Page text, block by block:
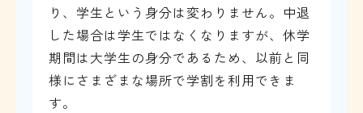
り、学生という身分は変わりません。中退
した場合は学生ではなくなりますが、休学
期間は大学生の身分であるため、以前と同
様にさまざまな場所で学割を利用できま
す。